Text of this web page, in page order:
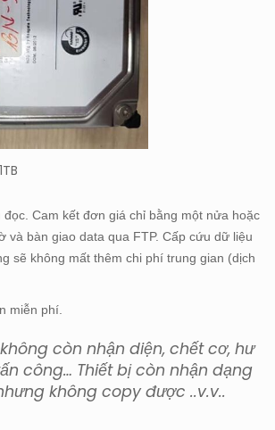
Cam kết đơn giá chỉ bằng một nửa hoặc
bàn giao data qua FTP. Cấp cứu dữ liệu
sẽ không mất thêm chi phí trung gian (dịch
miễn phí.
còn nhận diện, chết cơ, hư
công… Thiết bị còn nhận dạng
không copy được ..v.v..